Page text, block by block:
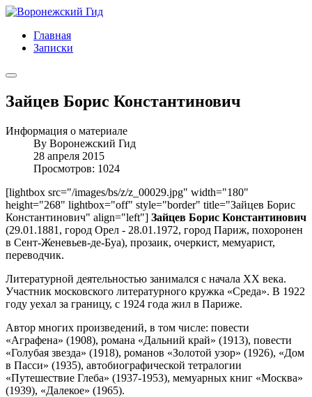
Главная
Записки
Зайцев Борис Константинович
Информация о материале
By Воронежский Гид
28 апреля 2015
Просмотров: 1024
[lightbox src="/images/bs/z/z_00029.jpg" width="180"
height="268" lightbox="off" style="border" title="Зайцев Борис
Константинович" align="left"] Зайцев Борис Константинович
(29.01.1881, город Орел - 28.01.1972, город Париж, похоронен
в Сент-Женевьев-де-Буа), прозаик, очеркист, мемуарист,
переводчик.
Литературной деятельностью занимался с начала XX века.
Участник московского литературного кружка «Среда». В 1922
году уехал за границу, с 1924 года жил в Париже.
Автор многих произведений, в том числе: повести
«Аграфена» (1908), романа «Дальний край» (1913), повести
«Голубая звезда» (1918), романов «Золотой узор» (1926), «Дом
в Пасси» (1935), автобиографической тетралогии
«Путешествие Глеба» (1937-1953), мемуарных книг «Москва»
(1939), «Далекое» (1965).